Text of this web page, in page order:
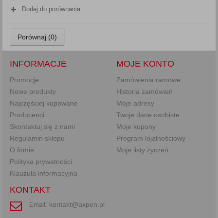
Dodaj do porównania
Porównaj (0)
INFORMACJE
Promocje
Nowe produkty
Najczęściej kupowane
Producenci
Skontaktuj się z nami
Regulamin sklepu
O firmie
Polityka prywatności
Klauzula informacyjna
MOJE KONTO
Zamówienia ramowe
Historia zamówień
Moje adresy
Twoje dane osobiste
Moje kupony
Program lojalnościowy
Moje listy życzeń
KONTAKT
Email: kontakt@axpen.pl